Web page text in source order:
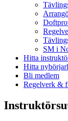
SM i
Hitta
Hitta
Bli medlem
Regelverk &